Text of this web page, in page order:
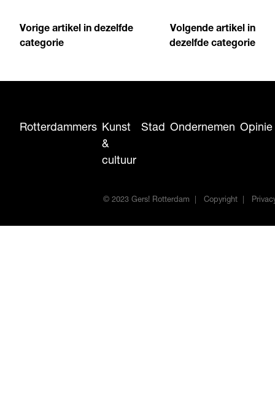
Vorige artikel in dezelfde
categorie
Volgende artikel in
dezelfde categorie
Rotterdammers Kunst
&
cultuur
Stad Ondernemen Opinie
© 2023 Gers! Rotterdam Copyright